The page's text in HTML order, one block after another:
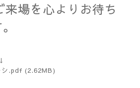
来場を心よりお待ち
シ.pdf (2.62MB)